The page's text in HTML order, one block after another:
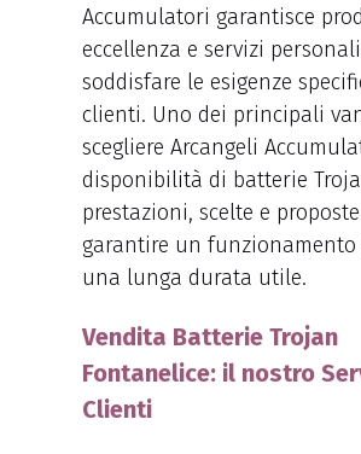
Accumulatori garantisce
eccellenza e servizi
soddisfare le esigenze
clienti. Uno dei principali
scegliere Arcangeli
disponibilità di batterie
prestazioni, scelte e
garantire un
una lunga durata utile.
Vendita Batterie Trojan
Fontanelice: il nostro
Clienti